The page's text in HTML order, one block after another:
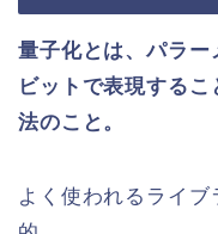
量子化とは、パラー
ビットで表現する
法のこと。
よく使われるライブ